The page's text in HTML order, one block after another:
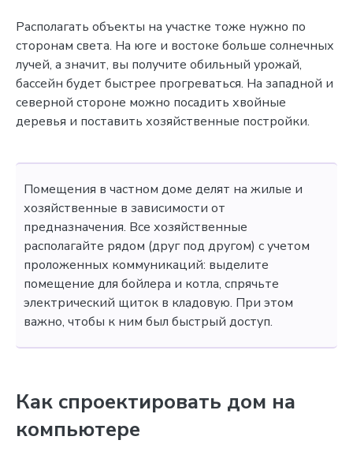
Располагать объекты на участке тоже нужно по
сторонам света. На юге и востоке больше солнечных
лучей, а значит, вы получите обильный урожай,
бассейн будет быстрее прогреваться. На западной и
северной стороне можно посадить хвойные
деревья и поставить хозяйственные постройки.
Помещения в частном доме делят на жилые и
хозяйственные в зависимости от
предназначения. Все хозяйственные
располагайте рядом (друг под другом) с учетом
проложенных коммуникаций: выделите
помещение для бойлера и котла, спрячьте
электрический щиток в кладовую. При этом
важно, чтобы к ним был быстрый доступ.
Как спроектировать дом на
компьютере